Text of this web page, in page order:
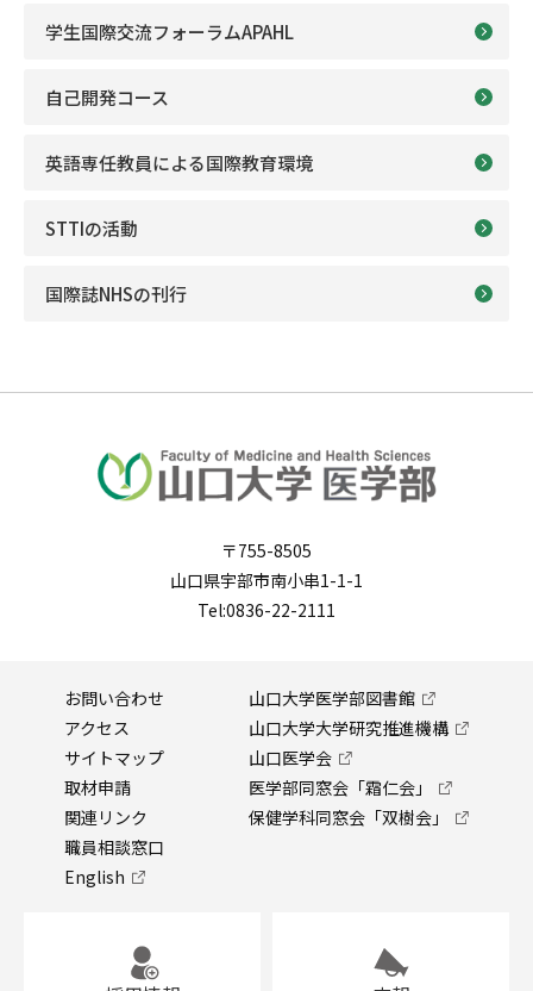
学生国際交流フォーラムAPAHL
自己開発コース
英語専任教員による国際教育環境
STTIの活動
国際誌NHSの刊行
〒755-8505
山口県宇部市南小串1-1-1
Tel:0836-22-2111
お問い合わせ
アクセス
サイトマップ
取材申請
関連リンク
職員相談窓口
English
山口大学医学部図書館
山口大学大学研究推進機構
山口医学会
医学部同窓会「霜仁会」
保健学科同窓会「双樹会」